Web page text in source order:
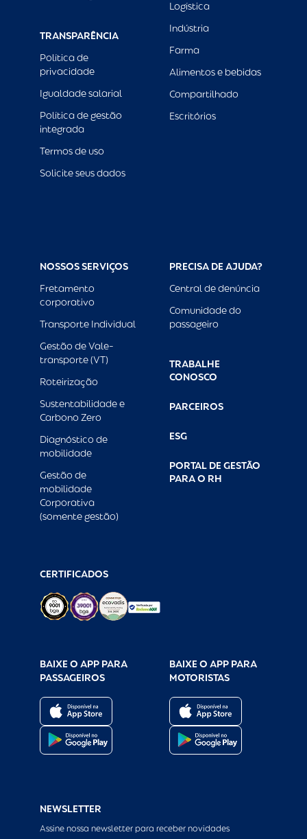
TRANSPARÊNCIA
Política de
privacidade
Igualdade salarial
Política de gestão
integrada
Termos de uso
Solicite seus dados
Logística
Indústria
Farma
Alimentos e bebidas
Compartilhado
Escritórios
NOSSOS SERVIÇOS
Fretamento
corporativo
Transporte Individual
Gestão de Vale-
transporte (VT)
Roteirização
Sustentabilidade e
Carbono Zero
Diagnóstico de
mobilidade
Gestão de
mobilidade
Corporativa
(somente gestão)
PRECISA DE AJUDA?
Central de denúncia
Comunidade do
passageiro
TRABALHE
CONOSCO
PARCEIROS
ESG
PORTAL DE GESTÃO
PARA O RH
CERTIFICADOS
NEWSLETTER
Assine nossa newsletter para receber novidades
BAIXE O APP PARA
PASSAGEIROS
BAIXE O APP PARA
MOTORISTAS